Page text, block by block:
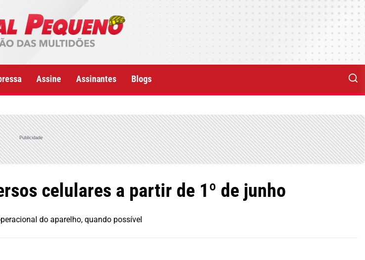
Assine Assinantes Blogs
Publicidade
celulares a partir de 1º de junho
do aparelho, quando possível